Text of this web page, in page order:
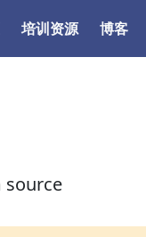
培训资源 博客
source